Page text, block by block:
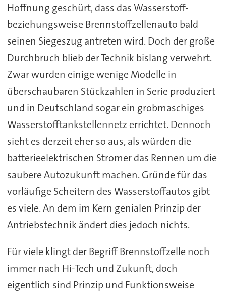
Hoffnung geschürt, dass das Wasserstoff-
beziehungsweise Brennstoffzellenauto bald
seinen Siegeszug antreten wird. Doch der große
Durchbruch blieb der Technik bislang verwehrt.
Zwar wurden einige wenige Modelle in
überschaubaren Stückzahlen in Serie produziert
und in Deutschland sogar ein grobmaschiges
Wasserstofftankstellennetz errichtet. Dennoch
sieht es derzeit eher so aus, als würden die
batterieelektrischen Stromer das Rennen um die
saubere Autozukunft machen. Gründe für das
vorläufige Scheitern des Wasserstoffautos gibt
es viele. An dem im Kern genialen Prinzip der
Antriebstechnik ändert dies jedoch nichts.
Für viele klingt der Begriff Brennstoffzelle noch
immer nach Hi-Tech und Zukunft, doch
eigentlich sind Prinzip und Funktionsweise